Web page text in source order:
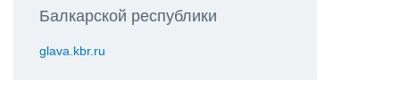
Балкарской республики
glava.kbr.ru